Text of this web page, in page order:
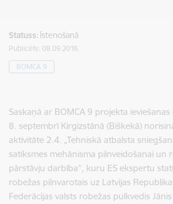
Statuss:Īstenošanā
Publicēts: 08.09.2016.
BOMCA 9
Saskaņā ar BOMCA 9 projekta
8. septembrī Kirgizstānā (Biškekā)
aktivitāte 2.4. „Tehniskā atbalsta
satiksmes mehānisma pilnveidošanai un
pārstāvju darbība", kuru ES ekspertu
robežas pilnvarotais uz Latvijas
Federācijas valsts robežas pulkvedis